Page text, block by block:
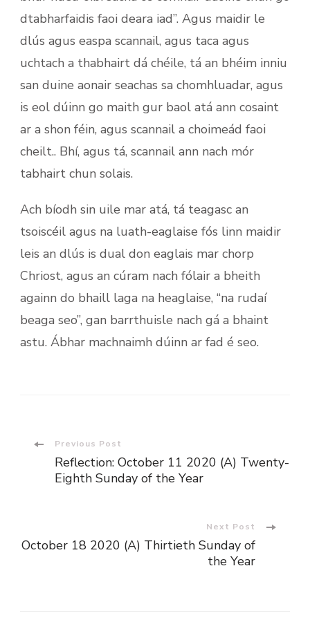
dtabharfaidis faoi deara iad”. Agus maidir le
dlús agus easpa scannail, agus taca agus
uchtach a thabhairt dá chéile, tá an bhéim inniu
san duine aonair seachas sa chomhluadar, agus
is eol dúinn go maith gur baol atá ann cosaint
ar a shon féin, agus scannail a choimeád faoi
cheilt.. Bhí, agus tá, scannail ann nach mór
tabhairt chun solais.
Ach bíodh sin uile mar atá, tá teagasc an
tsoiscéil agus na luath-eaglaise fós linn maidir
leis an dlús is dual don eaglais mar chorp
Chriost, agus an cúram nach fólair a bheith
againn do bhaill laga na heaglaise, “na rudaí
beaga seo”, gan barrthuisle nach gá a bhaint
astu. Ábhar machnaimh dúinn ar fad é seo.
Post
Navigation
Previous Post
Reflection: October 11 2020 (A) Twenty-
Eighth Sunday of the Year
Next Post
October 18 2020 (A) Thirtieth Sunday of
the Year